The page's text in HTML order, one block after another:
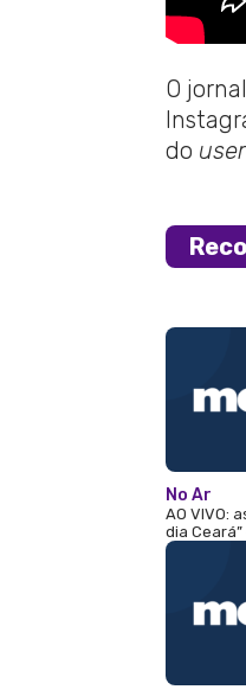
O
do user
No Ar
AO VIVO:
dia